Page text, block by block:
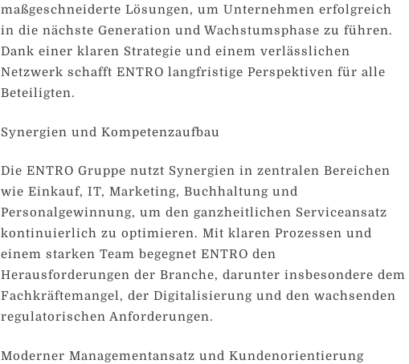
maßgeschneiderte Lösungen, um Unternehmen erfolgreich
in die nächste Generation und Wachstumsphase zu führen.
Dank einer klaren Strategie und einem verlässlichen
Netzwerk schafft ENTRO langfristige Perspektiven für alle
Beteiligten.
Synergien und Kompetenzaufbau
Die ENTRO Gruppe nutzt Synergien in zentralen Bereichen
wie Einkauf, IT, Marketing, Buchhaltung und
Personalgewinnung, um den ganzheitlichen Serviceansatz
kontinuierlich zu optimieren. Mit klaren Prozessen und
einem starken Team begegnet ENTRO den
Herausforderungen der Branche, darunter insbesondere dem
Fachkräftemangel, der Digitalisierung und den wachsenden
regulatorischen Anforderungen.
Moderner Managementansatz und Kundenorientierung